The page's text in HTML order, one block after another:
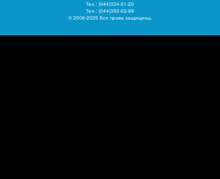
Тел.: (044)334-51-20
Тел.: (044)392-03-99
© 2008-2026 Все права защищены.